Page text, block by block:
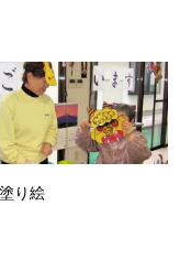
り絵